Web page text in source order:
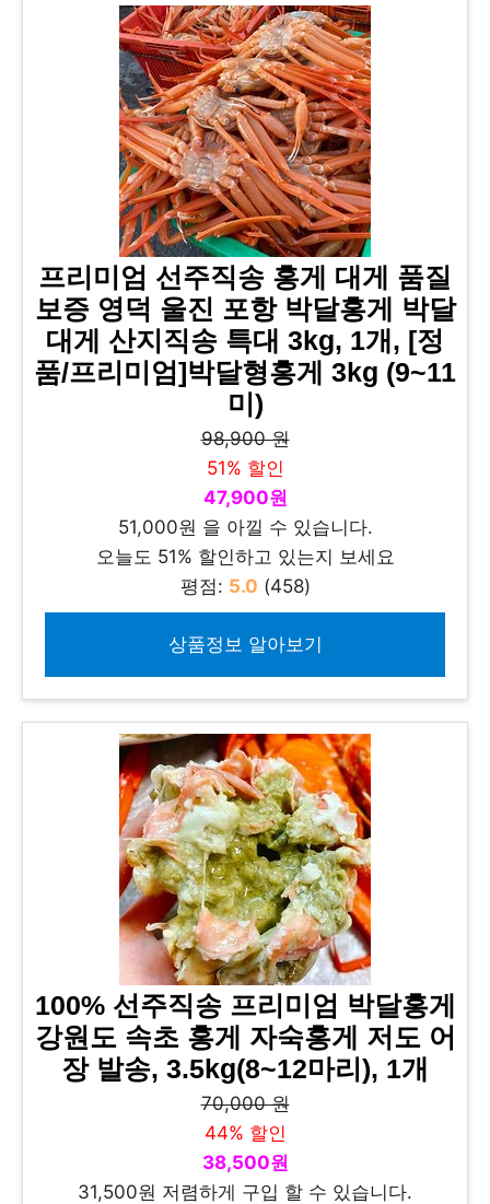
프리미엄 선주직송 홍게 대게 품질
보증 영덕 울진 포항 박달홍게 박달
대게 산지직송 특대 3kg, 1개, [정
품/프리미엄]박달형홍게 3kg (9~11
미)
98,900 원
51% 할인
47,900원
51,000원 을 아낄 수 있습니다.
오늘도 51% 할인하고 있는지 보세요
평점: 5.0 (458)
상품정보 알아보기
100% 선주직송 프리미엄 박달홍게
강원도 속초 홍게 자숙홍게 저도 어
장 발송, 3.5kg(8~12마리), 1개
70,000 원
44% 할인
38,500원
31,500원 저렴하게 구입 할 수 있습니다.